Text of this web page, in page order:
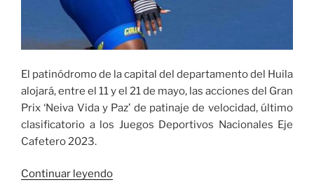
El patinódromo de la capital del departamento del Huila
alojará, entre el 11 y el 21 de mayo, las acciones del Gran
Prix ‘Neiva Vida y Paz’ de patinaje de velocidad, último
clasificatorio a los Juegos Deportivos Nacionales Eje
Cafetero 2023.
Continuar leyendo«El